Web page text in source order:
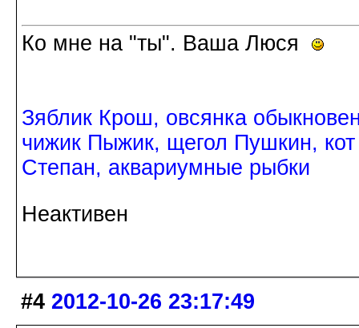
Ко мне на "ты". Ваша Люся
Зяблик Крош, овсянка
чижик Пыжик, щегол Пушкин,
Степан, аквариумные рыбки
Неактивен
#4 2012-10-26 23:17:49